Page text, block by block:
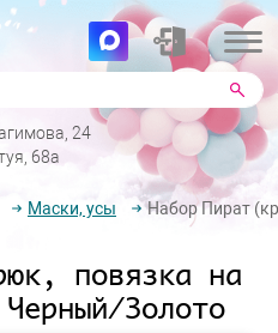
24
68а
Маски, усы Набор Пират
повязка на
Золото